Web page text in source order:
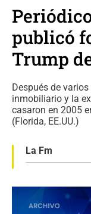
publicó
Trump
Después de
inmobiliario y la
casaron en 2005
(Florida, EE.UU.)
La Fm